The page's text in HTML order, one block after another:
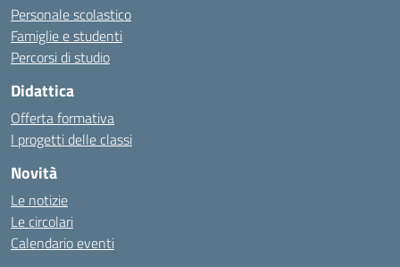
Personale scolastico
Famiglie e studenti
Percorsi di studio
Didattica
Offerta formativa
I progetti delle classi
Novità
Le notizie
Le circolari
Calendario eventi